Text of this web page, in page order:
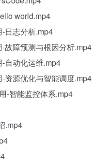
world.mp4
日志分析.mp4
故障预测与根因分析.mp4
自动化运维.mp4
资源优化与智能调度.mp4
-智能监控体系.mp4
.mp4